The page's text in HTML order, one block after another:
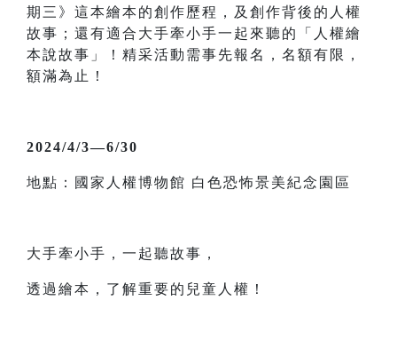
期三》這本繪本的創作歷程，及創作背後的人權
故事；還有適合大手牽小手一起來聽的「人權繪
本說故事」！精采活動需事先報名，名額有限，
額滿為止！
2024/4/3—6/30
地點：國家人權博物館 白色恐怖景美紀念園區
大手牽小手，一起聽故事，
透過繪本，了解重要的兒童人權！